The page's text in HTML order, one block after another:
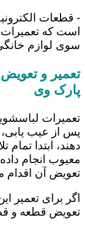
- قطعات
است که تعمیرات
سوی لوازم
تعمیر و
پارک وی
تعمیرات
پس از عیب
دهند، ابتدا
معیوب انجام
تعویض آن اقدام
اگر برای تعمیر
تعویض قطعه و